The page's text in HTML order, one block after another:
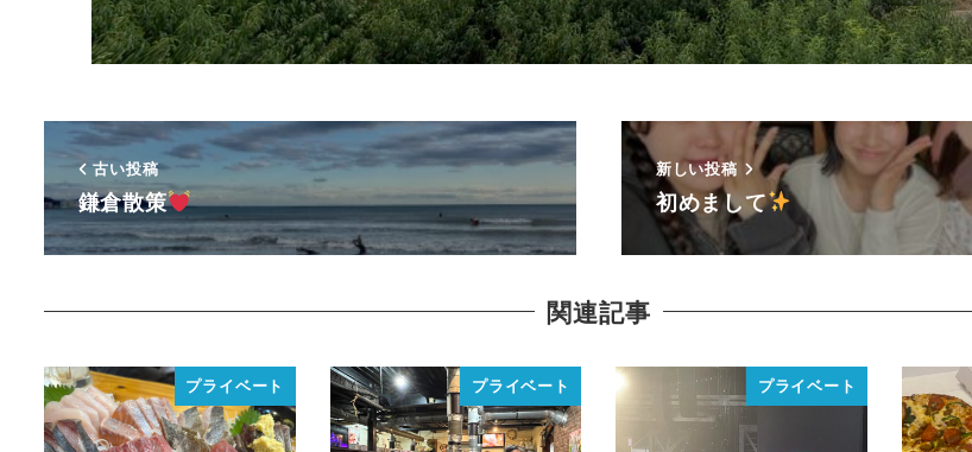
古い投稿
鎌倉散策
新しい投稿
初めまして
関連記事
プライベート プライベート プライベート